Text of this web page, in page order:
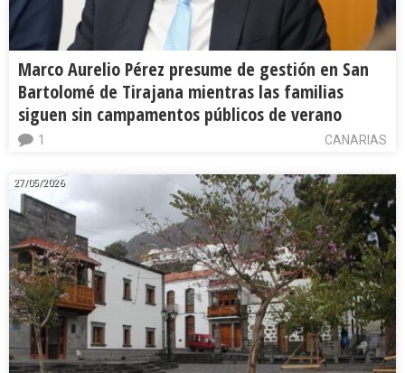
Marco Aurelio Pérez presume de gestión en San
Bartolomé de Tirajana mientras las familias
siguen sin campamentos públicos de verano
CANARIAS
1
27/05/2026